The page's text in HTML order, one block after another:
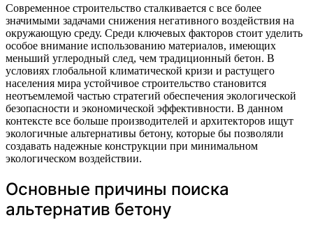
Современное строительство сталкивается с все более
значимыми задачами снижения негативного воздействия на
окружающую среду. Среди ключевых факторов стоит уделить
особое внимание использованию материалов, имеющих
меньший углеродный след, чем традиционный бетон. В
условиях глобальной климатической кризи и растущего
населения мира устойчивое строительство становится
неотъемлемой частью стратегий обеспечения экологической
безопасности и экономической эффективности. В данном
контексте все больше производителей и архитекторов ищут
экологичные альтернативы бетону, которые бы позволяли
создавать надежные конструкции при минимальном
экологическом воздействии.
Основные причины поиска
альтернатив бетону